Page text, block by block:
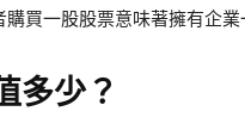
買一股股票意味著擁有企業
多少？